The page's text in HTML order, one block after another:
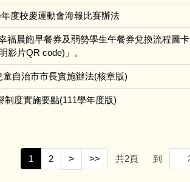
度校慶運動會海報比賽辦法
福晨飽早餐券及弱勢學生午餐券兌換流程圖卡
影片QR code)」。
童自治市市長實施辦法(核章版)
制度實施要點(111學年度版)
1 2 > >> 共2頁 到